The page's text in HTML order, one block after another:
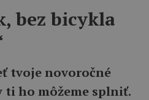
bez bicykla
tvoje novoročné
ti ho môžeme splniť.